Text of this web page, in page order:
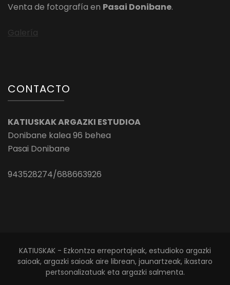
Venta de fotografía en Pasai Donibane.
Galería
CONTACTO
KATIUSKAK ARGAZKI ESTUDIOA
Donibane kalea 96 behea
Pasai Donibane
943528274/688663926
KATIUSKAK - Ezkontza erreportajeak, estudioko argazki
saioak, argazki saioak aire librean, jaunartzeak, ikastaro
pertsonalizatuak eta argazki salmenta.